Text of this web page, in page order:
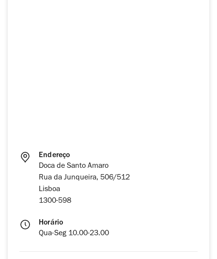
Endereço
Doca de Santo Amaro
Rua da Junqueira, 506/512
Lisboa
1300-598
Horário
Qua-Seg 10.00-23.00